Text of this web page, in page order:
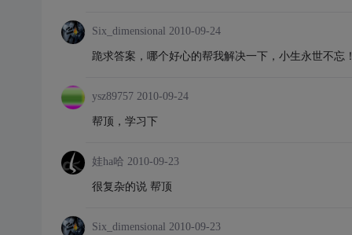
Six_dimensional 2010-09-24
跪求答案，哪个好心的帮我解决一下，小生永世不忘
ysz89757 2010-09-24
帮顶，学习下
娃ha哈 2010-09-23
很复杂的说 帮顶
Six_dimensional 2010-09-23